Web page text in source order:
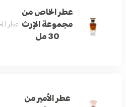
عطر الخاص من
مجموعة الإرث
30 مل
عطر
عطر الأمير من